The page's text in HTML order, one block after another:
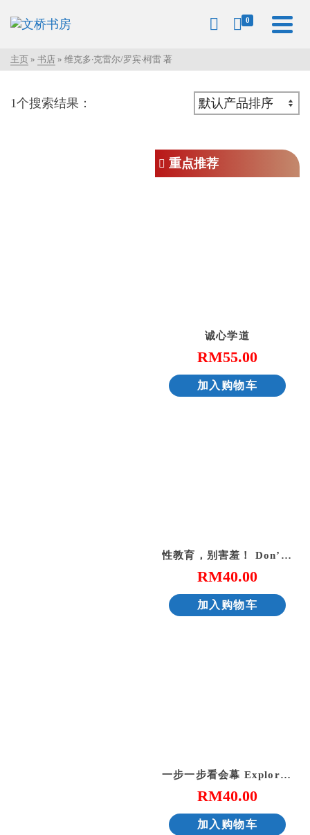
0
主页 » 书店 » 维克多‧克雷尔/罗宾‧柯雷 著
1个搜索结果：
重点推荐
诚心学道
RM55.00
加入购物车
性教育，别害羞！ Don’t Be Shy: A Friendly Guide to Sex Education
RM40.00
加入购物车
一步一步看会幕 Exploring the Tabernacle Step by Step
RM40.00
加入购物车